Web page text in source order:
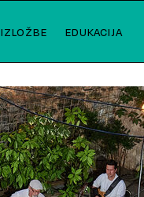
IZLOŽBE EDUKACIJA